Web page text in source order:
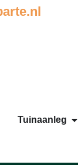
Tuinaanleg